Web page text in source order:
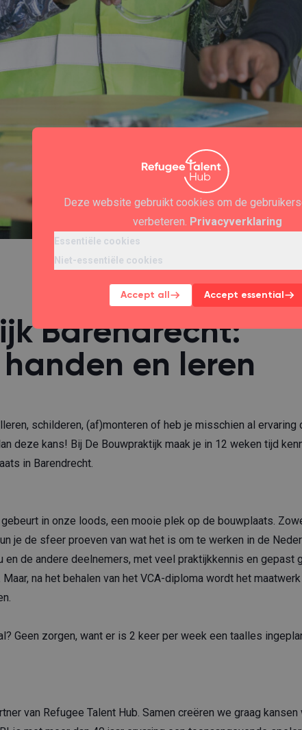
Deze website gebruikt cookies om de
verbeteren. Privacyverklaring
Essentiële cookies
Niet-essentiële cookies
Accept all Accept essential
Barendrecht:
en leren
schilderen, (af)monteren of heb je misschien al ervaring
deze kans! Bij De Bouwpraktijk maak je in 12 weken tijd
in Barendrecht.
in onze loods, een mooie plek op de bouwplaats.
je de sfeer proeven van wat het is om te werken in de
de andere deelnemers, met veel praktijkkennis en gepast
na het behalen van het VCA-diploma wordt het maatwerk
Geen zorgen, want er is 2 keer per week een taalles
van Refugee Talent Hub. Samen creëren we graag kansen